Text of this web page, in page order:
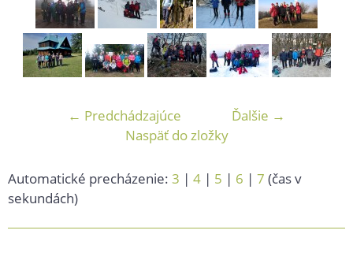
← Predchádzajúce
Ďalšie →
Naspäť do zložky
Automatické precházenie: 3 | 4 | 5 | 6 | 7 (čas v
sekundách)